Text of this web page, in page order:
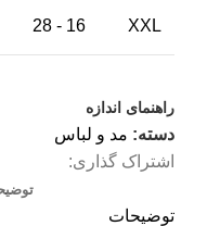
XXL
16 - 28
راهنمای اندازه
دسته: مد و لباس
اشتراک گذاری:
توضیحات